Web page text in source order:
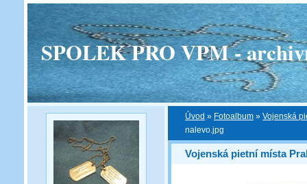
SPOLEK PRO VPM -
Úvod » Fotoalbum » Vojenská
nalevo.jpg
Vojenská pietní místa